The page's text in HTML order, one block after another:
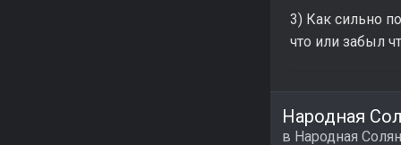
3) Как сильно
что или забыл
Народная
в Народная